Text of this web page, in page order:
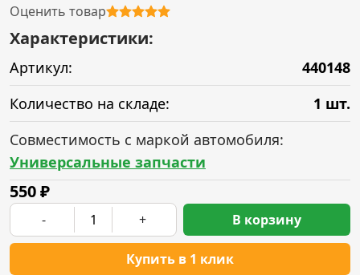
Оценить товар
Характеристики:
Артикул:
440148
Количество на складе:
1 шт.
Совместимость с маркой автомобиля:
Универсальные запчасти
550₽
- +
Купить в 1 клик
В корзину